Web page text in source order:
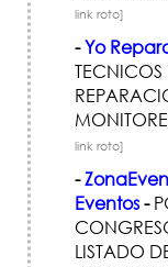
link roto]
-Yo
TECNICOS
link roto]
-
Eventos-
LISTADO